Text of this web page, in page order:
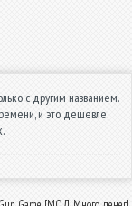
с другим названием.
и это дешевле,